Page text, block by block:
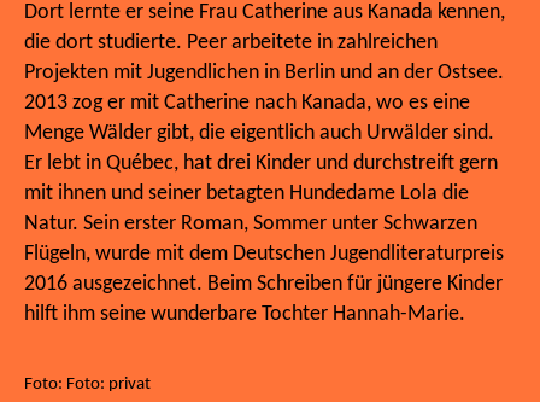
Dort lernte er seine Frau Catherine aus Kanada kennen,
die dort studierte. Peer arbeitete in zahlreichen
Projekten mit Jugendlichen in Berlin und an der Ostsee.
2013 zog er mit Catherine nach Kanada, wo es eine
Menge Wälder gibt, die eigentlich auch Urwälder sind.
Er lebt in Québec, hat drei Kinder und durchstreift gern
mit ihnen und seiner betagten Hundedame Lola die
Natur. Sein erster Roman, Sommer unter Schwarzen
Flügeln, wurde mit dem Deutschen Jugendliteraturpreis
2016 ausgezeichnet. Beim Schreiben für jüngere Kinder
hilft ihm seine wunderbare Tochter Hannah-Marie.
Foto: Foto: privat